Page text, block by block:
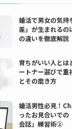
婚活で男女の気持
差」が生まれるの
の違いを徹底解説
育ちがいい人とは
ートナー選びで重
とその磨き方
婚活男性必見！
ったお見合いでの
会話」練習術②